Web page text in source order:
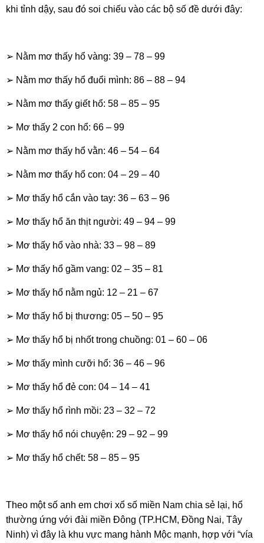
khi tỉnh dậy, sau đó soi chiếu vào các bộ số đề dưới đây:
➢ Nằm mơ thấy hổ vàng: 39 – 78 – 99
➢ Nằm mơ thấy hổ đuổi mình: 86 – 88 – 94
➢ Nằm mơ thấy giết hổ: 58 – 85 – 95
➢ Mơ thấy 2 con hổ: 66 – 99
➢ Nằm mơ thấy hổ vằn: 46 – 54 – 64
➢ Nằm mơ thấy hổ con: 04 – 29 – 40
➢ Mơ thấy hổ cắn vào tay: 36 – 63 – 96
➢ Mơ thấy hổ ăn thịt người: 49 – 94 – 99
➢ Mơ thấy hổ vào nhà: 33 – 98 – 89
➢ Mơ thấy hổ gầm vang: 02 – 35 – 81
➢ Mơ thấy hổ nằm ngủ: 12 – 21 – 67
➢ Mơ thấy hổ bị thương: 05 – 50 – 95
➢ Mơ thấy hổ bị nhốt trong chuồng: 01 – 60 – 06
➢ Mơ thấy mình cưỡi hổ: 36 – 46 – 96
➢ Mơ thấy hổ đẻ con: 04 – 14 – 41
➢ Mơ thấy hổ rình mồi: 23 – 32 – 72
➢ Mơ thấy hổ nói chuyện: 29 – 92 – 99
➢ Mơ thấy hổ chết: 58 – 85 – 95
Theo một số anh em chơi xổ số miền Nam chia sẻ lại, hổ
thường ứng với đài miền Đông (TP.HCM, Đồng Nai, Tây
Ninh) vì đây là khu vực mang hành Mộc mạnh, hợp với “vía